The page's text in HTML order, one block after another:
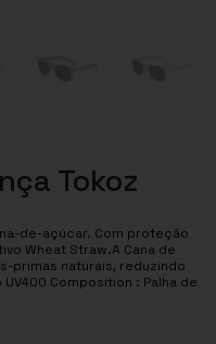
Tokoz
de-açúcar. Com proteção
Wheat Straw.A Cana de
primas naturais, reduzindo
Composition : Palha de